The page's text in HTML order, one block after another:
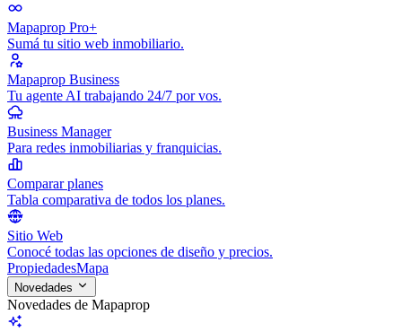
Mapaprop Pro+
Sumá tu sitio web inmobiliario.
Mapaprop Business
Tu agente AI trabajando 24/7 por vos.
Business Manager
Para redes inmobiliarias y franquicias.
Comparar planes
Tabla comparativa de todos los planes.
Sitio Web
Conocé todas las opciones de diseño y precios.
PropiedadesMapa
Novedades
Novedades de Mapaprop